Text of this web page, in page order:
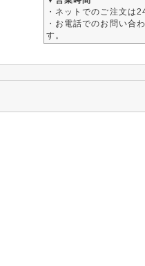
・ネットでのご注文は
・お電話でのお問い合
す。